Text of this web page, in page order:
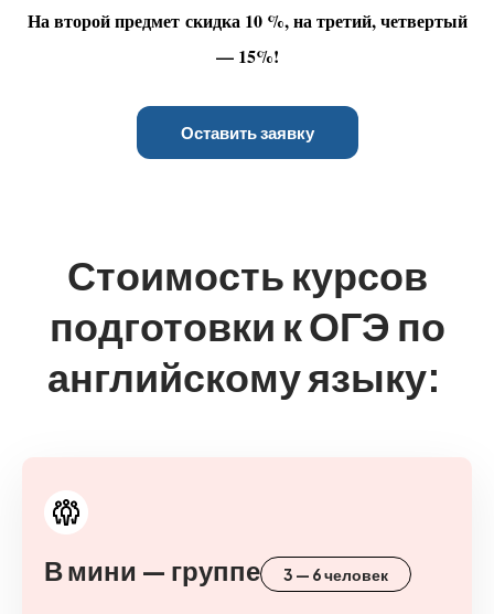
На второй предмет скидка 10 %, на третий, четвертый
— 15%!
Оставить заявку
Стоимость курсов
подготовки к ОГЭ по
английскому языку:
В мини — группе 3 — 6 человек